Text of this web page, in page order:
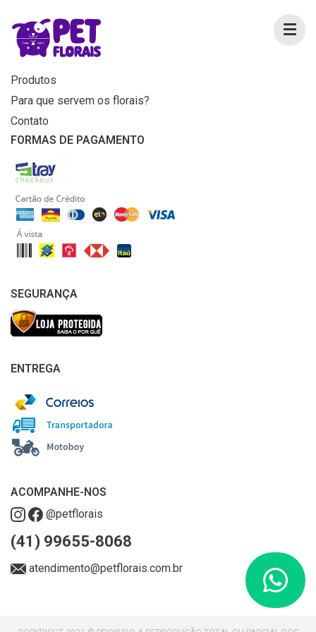
MENU
Home
Produtos
Para que servem os florais?
Contato
FORMAS DE PAGAMENTO
SEGURANÇA
ENTREGA
ACOMPANHE-NOS
@petflorais
(41) 99655-8068
atendimento@petflorais.com.br